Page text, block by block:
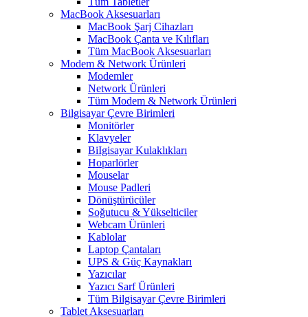
MacBook Aksesuarları
MacBook Şarj Cihazları
MacBook Çanta ve Kılıfları
Tüm MacBook Aksesuarları
Modem & Network Ürünleri
Modemler
Network Ürünleri
Tüm Modem & Network Ürünleri
Bilgisayar Çevre Birimleri
Monitörler
Klavyeler
BiIgisayar Kulaklıkları
Hoparlörler
Mouselar
Mouse Padleri
Dönüştürücüler
Soğutucu & Yükselticiler
Webcam Ürünleri
Kablolar
Laptop Çantaları
UPS & Güç Kaynakları
Yazıcılar
Yazıcı Sarf Ürünleri
Tüm Bilgisayar Çevre Birimleri
Tablet Aksesuarları